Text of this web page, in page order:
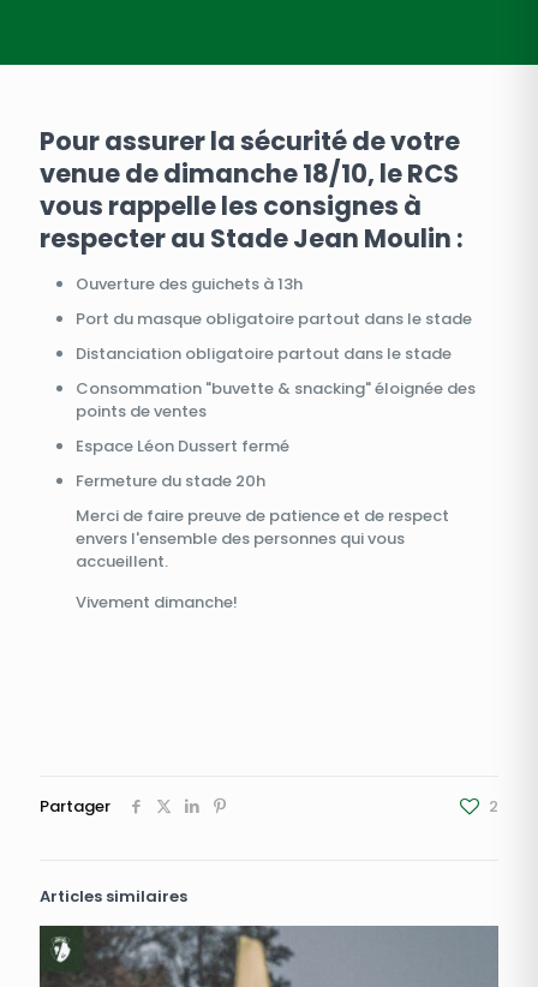
Pour assurer la sécurité de votre
venue de dimanche 18/10, le RCS
vous rappelle les consignes à
respecter au Stade Jean Moulin :
Ouverture des guichets à 13h
Port du masque obligatoire partout dans le stade
Distanciation obligatoire partout dans le stade
Consommation "buvette & snacking" éloignée des
points de ventes
Espace Léon Dussert fermé
Fermeture du stade 20h
Merci de faire preuve de patience et de respect
envers l'ensemble des personnes qui vous
accueillent.
Vivement dimanche!
Partager 2
Articles similaires